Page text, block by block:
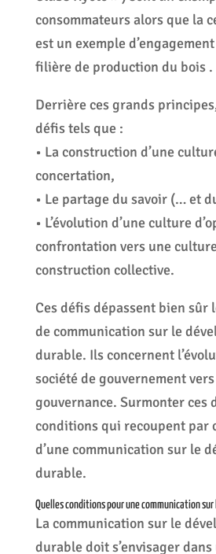
consommateurs alors que la
est un exemple
filière de production du bois .
Derrière ces grands
défis tels que :
• La construction d’une
concertation,
• Le partage du savoir (… et
• L’évolution d’une culture
confrontation vers une
construction collective.
Ces défis dépassent bien sûr
de communication sur le
durable. Ils concernent
société de gouvernement
gouvernance. Surmonter ces
conditions qui recoupent par
d’une communication sur le
durable.
Quelles conditions pour une communication sur
La communication sur le
durable doit s’envisager